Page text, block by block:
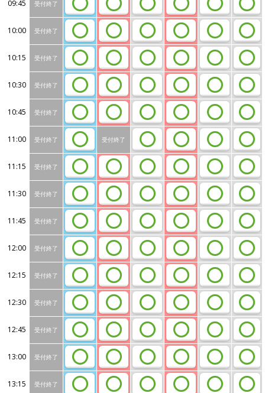
09:45 受付終了
10:00 受付終了
10:15 受付終了
10:30 受付終了
10:45 受付終了
11:00 受付終了 受付終了
11:15 受付終了
11:30 受付終了
11:45 受付終了
12:00 受付終了
12:15 受付終了
12:30 受付終了
12:45 受付終了
13:00 受付終了
13:15 受付終了